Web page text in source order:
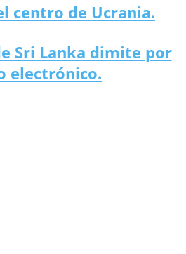
centro de Ucrania.
Sri Lanka dimite por
electrónico.